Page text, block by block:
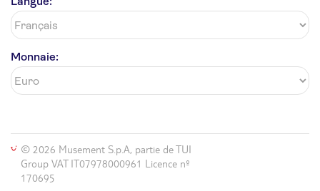
Monnaie:
© 2026 Musement S.p.A, partie de TUI
Group VAT IT07978000961 Licence nº
170695